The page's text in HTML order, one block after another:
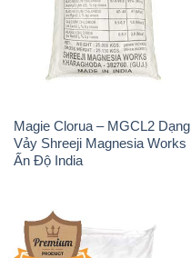
Magie Clorua – MGCL2 Dạng
Vảy Shreeji Magnesia Works
Ấn Độ India